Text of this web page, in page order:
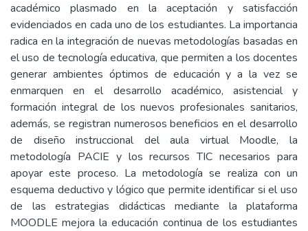
académico plasmado en la aceptación y satisfacción
evidenciados en cada uno de los estudiantes. La importancia
radica en la integración de nuevas metodologías basadas en
el uso de tecnología educativa, que permiten a los docentes
generar ambientes óptimos de educación y a la vez se
enmarquen en el desarrollo académico, asistencial y
formación integral de los nuevos profesionales sanitarios,
además, se registran numerosos beneficios en el desarrollo
de diseño instruccional del aula virtual Moodle, la
metodología PACIE y los recursos TIC necesarios para
apoyar este proceso. La metodología se realiza con un
esquema deductivo y lógico que permite identificar si el uso
de las estrategias didácticas mediante la plataforma
MOODLE mejora la educación continua de los estudiantes